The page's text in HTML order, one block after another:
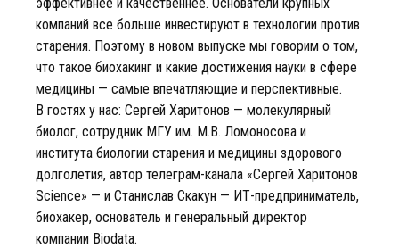
компаний все больше инвестируют в технологии против
старения. Поэтому в новом выпуске мы говорим о том,
что такое биохакинг и какие достижения науки в сфере
медицины — самые впечатляющие и перспективные.
В гостях у нас: Сергей Харитонов — молекулярный
биолог, сотрудник МГУ им. М.В. Ломоносова и
института биологии старения и медицины здорового
долголетия, автор телеграм-канала «Сергей Харитонов
Science» — и Станислав Скакун — ИТ-предприниматель,
биохакер, основатель и генеральный директор
компании Biodata.